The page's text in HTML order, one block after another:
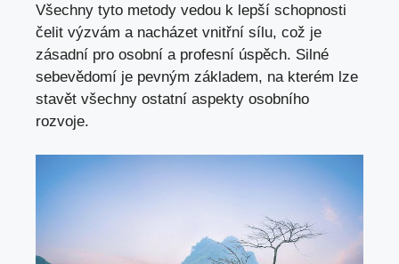
Všechny tyto metody vedou k lepší schopnosti
čelit výzvám a nacházet vnitřní sílu, což je
zásadní pro osobní a profesní úspěch. Silné
sebevědomí je pevným základem, na kterém lze
stavět všechny ostatní aspekty osobního
rozvoje.